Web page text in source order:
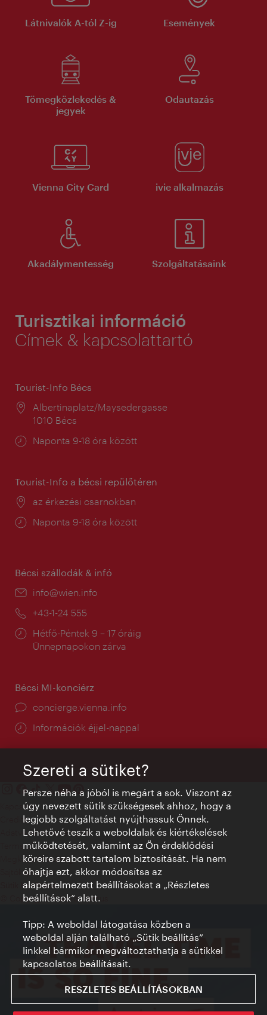
Látnivalók A-tól Z-ig Események
Tömegközlekedés &
jegyek
Odautazás
Vienna City Card ivie alkalmazás
Akadálymentesség Szolgáltatásaink
Turisztikai információ
Címek & kapcsolattartó
Tourist-Info Bécs
Helyszín:
Albertinaplatz/Maysedergasse
1010 Bécs
Nyitva
Naponta 9-18 óra között
Tourist-Info a bécsi repülőtéren
Helyszín:
az érkezési csarnokban
Nyitva
Naponta 9-18 óra között
Bécsi szállodák & infó
E-
info@wien.info
Telefon:
+43-1-24 555
Nyitva
tartás:
Hétfő-Péntek 9 – 17 óráig
Ünnepnapokon zárva
Bécsi MI-konciérz
concierge.vienna.info
Információk éjjel-nappal
Kapcsolat
Credits
Adatvédelmi nyilatkozat
Terms of Use
Megközelíthetőség
Sajtókapcsolat
Sütik beállítása
© Copyright WienTourismus
Szereti a sütiket?
Persze néha a jóból is megárt a sok. Viszont az
úgy nevezett sütik szükségesek ahhoz, hogy a
legjobb szolgáltatást nyújthassuk Önnek.
Lehetővé teszik a weboldalak és kiértékelések
működtetését, valamint az Ön érdeklődési
köreire szabott tartalom biztosítását. Ha nem
óhajtja ezt, akkor módosítsa az
alapértelmezett beállításokat a „Részletes
beállítások“ alatt.
Tipp: A weboldal látogatása közben a
weboldal alján található „Sütik beállítás”
linkkel bármikor megváltoztathatja a sütikkel
kapcsolatos beállításait.
RESZLETES BEÁLLÍTÁSOKBAN